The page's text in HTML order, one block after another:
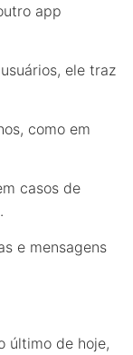
app
ele traz
como em
casos de
e mensagens
último de hoje,